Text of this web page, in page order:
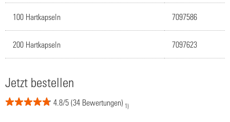
100 Hartkapseln 7097586
200 Hartkapseln 7097623
Jetzt bestellen
4.8/5 (34 Bewertungen) 1)